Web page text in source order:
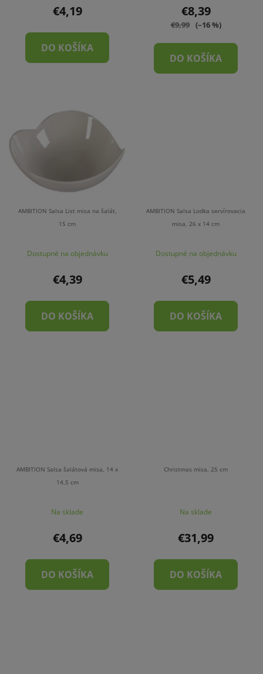
€4,19
DO KOŠÍKA
€8,39
€9,99 (–16 %)
DO KOŠÍKA
AMBITION Salsa List misa na šalát,
15 cm
Dostupné na objednávku
€4,39
DO KOŠÍKA
AMBITION Salsa Lodka servírovacia
misa, 26 x 14 cm
Dostupné na objednávku
€5,49
DO KOŠÍKA
AMBITION Salsa šalátová misa, 14 x
14,5 cm
Na sklade
€4,69
DO KOŠÍKA
Christmas misa, 25 cm
Na sklade
€31,99
DO KOŠÍKA